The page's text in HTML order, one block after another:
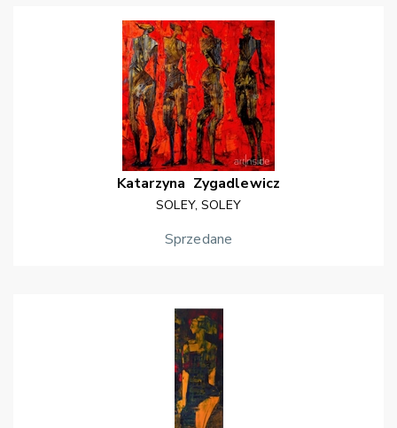
Katarzyna Zygadlewicz
SOLEY, SOLEY
Sprzedane